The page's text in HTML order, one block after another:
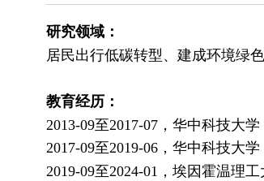
研究领域：
居民出行低碳转型、建成环境绿
教育经历：
2013-09至2017-07，华中科技大
2017-09至2019-06，华中科技大
2019-09至2024-01，埃因霍温理